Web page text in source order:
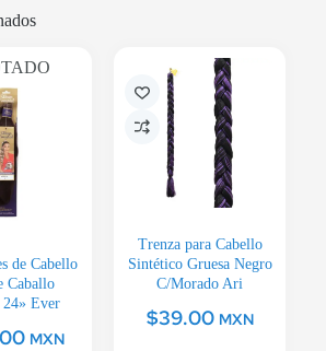
de Cabello
Caballo
24» Ever
MXN
Trenza para Cabello
Sintético Gruesa Negro
C/Morado Ari
$39.00 MXN